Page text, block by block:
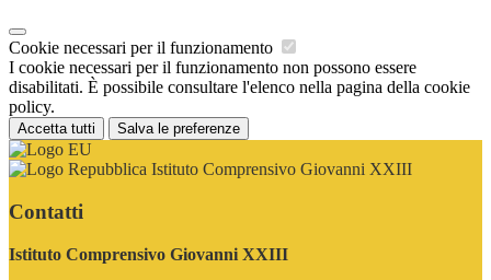
Cookie necessari per il funzionamento
I cookie necessari per il funzionamento non possono essere
disabilitati. È possibile consultare l'elenco nella pagina della cookie
policy.
Accetta tutti Salva le preferenze
Istituto Comprensivo Giovanni XXIII
Contatti
Istituto Comprensivo Giovanni XXIII